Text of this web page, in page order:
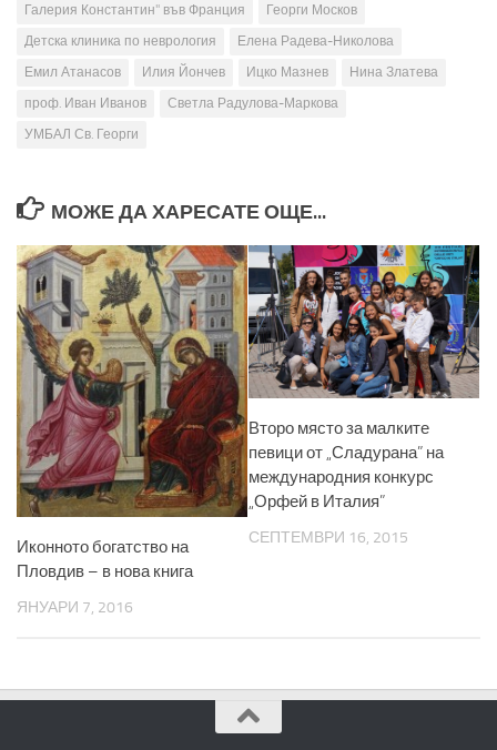
Галерия Константин" във Франция
Георги Москов
Детска клиника по неврология
Елена Радева-Николова
Емил Атанасов
Илия Йончев Ицко Мазнев
Нина Златева
проф. Иван Иванов
Светла Радулова-Маркова
УМБАЛ Св. Георги
МОЖЕ ДА ХАРЕСАТЕ ОЩЕ...
Иконното богатство на
Пловдив – в нова книга
ЯНУАРИ 7, 2016
Второ място за малките
певици от „Сладурана” на
международния конкурс
„Орфей в Италия”
СЕПТЕМВРИ 16, 2015